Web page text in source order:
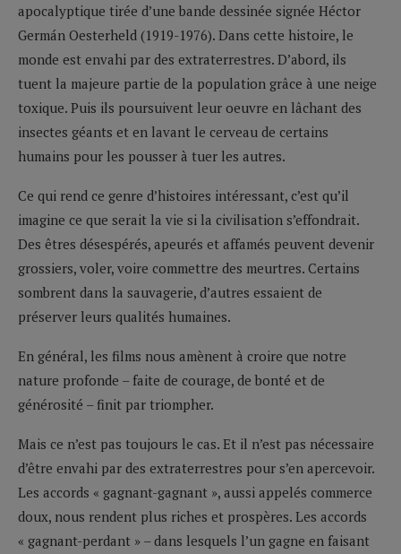
apocalyptique tirée d’une bande dessinée signée Héctor
Germán Oesterheld (1919-1976). Dans cette histoire, le
monde est envahi par des extraterrestres. D’abord, ils
tuent la majeure partie de la population grâce à une neige
toxique. Puis ils poursuivent leur oeuvre en lâchant des
insectes géants et en lavant le cerveau de certains
humains pour les pousser à tuer les autres.
Ce qui rend ce genre d’histoires intéressant, c’est qu’il
imagine ce que serait la vie si la civilisation s’effondrait.
Des êtres désespérés, apeurés et affamés peuvent devenir
grossiers, voler, voire commettre des meurtres. Certains
sombrent dans la sauvagerie, d’autres essaient de
préserver leurs qualités humaines.
En général, les films nous amènent à croire que notre
nature profonde – faite de courage, de bonté et de
générosité – finit par triompher.
Mais ce n’est pas toujours le cas. Et il n’est pas nécessaire
d’être envahi par des extraterrestres pour s’en apercevoir.
Les accords « gagnant-gagnant », aussi appelés commerce
doux, nous rendent plus riches et prospères. Les accords
« gagnant-perdant » – dans lesquels l’un gagne en faisant